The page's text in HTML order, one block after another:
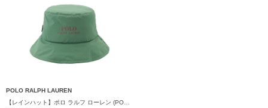
POLO RALPH LAUREN